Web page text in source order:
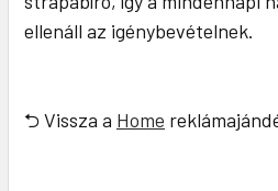
ellenáll az igénybevételnek.
⮌ Vissza a Home